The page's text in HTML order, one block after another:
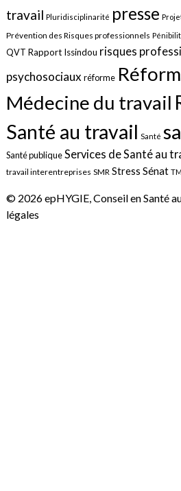
travail Pluridisciplinarité presse
Prévention des Risques professionnels
QVT Rapport Issindou risques
psychosociauxréforme
Médecine du travail
Santé au travail Santé
Santé publiqueServices de Santé au
travail interentreprises SMR Stress Sénat
© 2026 epHYGIE, Conseil en Santé
légales